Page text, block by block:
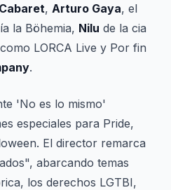
, Arturo Gaya, el
la Böhemia, Nilu de la cia
LORCA Live y Por fin
.
'No es lo mismo'
especiales para Pride,
El director remarca
abarcando temas
los derechos LGTBI,